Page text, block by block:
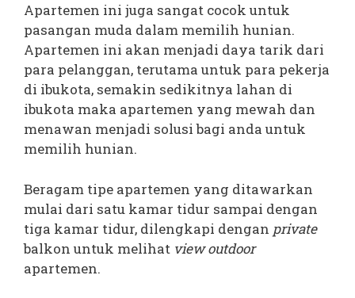
Apartemen ini juga sangat cocok untuk
pasangan muda dalam memilih hunian.
Apartemen ini akan menjadi daya tarik dari
para pelanggan, terutama untuk para pekerja
di ibukota, semakin sedikitnya lahan di
ibukota maka apartemen yang mewah dan
menawan menjadi solusi bagi anda untuk
memilih hunian.
Beragam tipe apartemen yang ditawarkan
mulai dari satu kamar tidur sampai dengan
tiga kamar tidur, dilengkapi dengan private
balkon untuk melihat view outdoor
apartemen.